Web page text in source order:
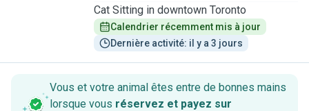
Cat Sitting in downtown Toronto
Calendrier récemment mis à jour
Dernière activité: il y a 3 jours
Vous et votre animal êtes entre de bonnes mains
lorsque vous réservez et payez sur